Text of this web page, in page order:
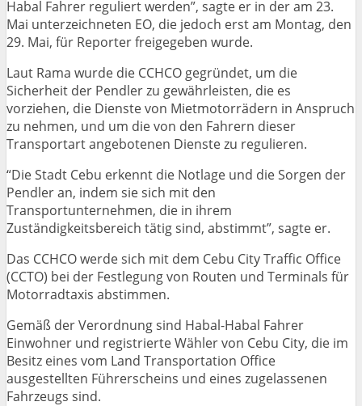
Habal Fahrer reguliert werden”, sagte er in der am 23.
Mai unterzeichneten EO, die jedoch erst am Montag, den
29. Mai, für Reporter freigegeben wurde.
Laut Rama wurde die CCHCO gegründet, um die
Sicherheit der Pendler zu gewährleisten, die es
vorziehen, die Dienste von Mietmotorrädern in Anspruch
zu nehmen, und um die von den Fahrern dieser
Transportart angebotenen Dienste zu regulieren.
“Die Stadt Cebu erkennt die Notlage und die Sorgen der
Pendler an, indem sie sich mit den
Transportunternehmen, die in ihrem
Zuständigkeitsbereich tätig sind, abstimmt”, sagte er.
Das CCHCO werde sich mit dem Cebu City Traffic Office
(CCTO) bei der Festlegung von Routen und Terminals für
Motorradtaxis abstimmen.
Gemäß der Verordnung sind Habal-Habal Fahrer
Einwohner und registrierte Wähler von Cebu City, die im
Besitz eines vom Land Transportation Office
ausgestellten Führerscheins und eines zugelassenen
Fahrzeugs sind.